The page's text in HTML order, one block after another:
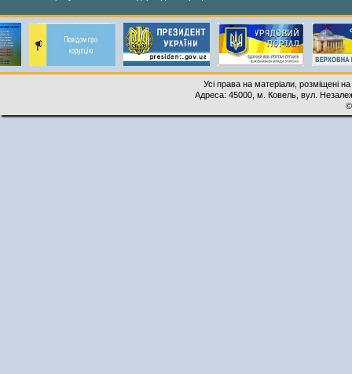
Усі права на матеріали, розміщені
Адреса: 45000, м. Ковель, вул.